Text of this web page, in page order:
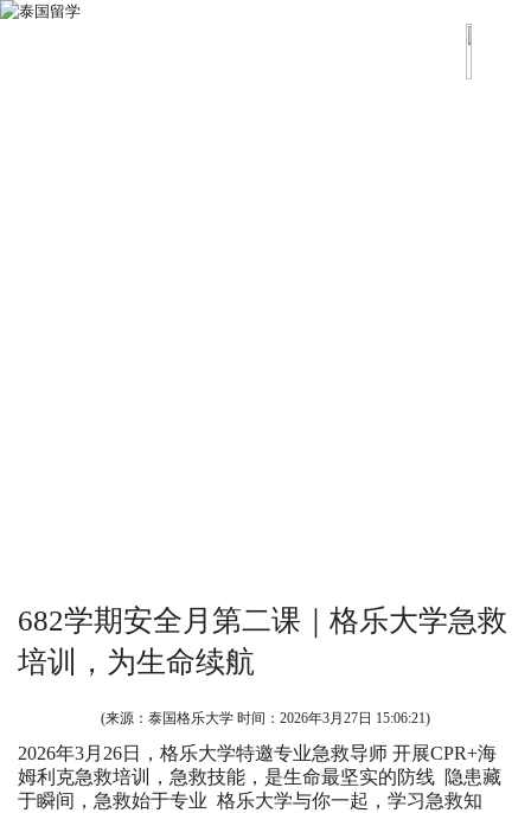
682学期安全月第二课｜格乐大学急救
培训，为生命续航
(来源：泰国格乐大学 时间： 2026年3月27日 15:06:21)
2026年3月26日，格乐大学特邀专业急救导师 开展CPR+海
姆利克急救培训，急救技能，是生命最坚实的防线 隐患藏
于瞬间，急救始于专业 格乐大学与你一起，学习急救知